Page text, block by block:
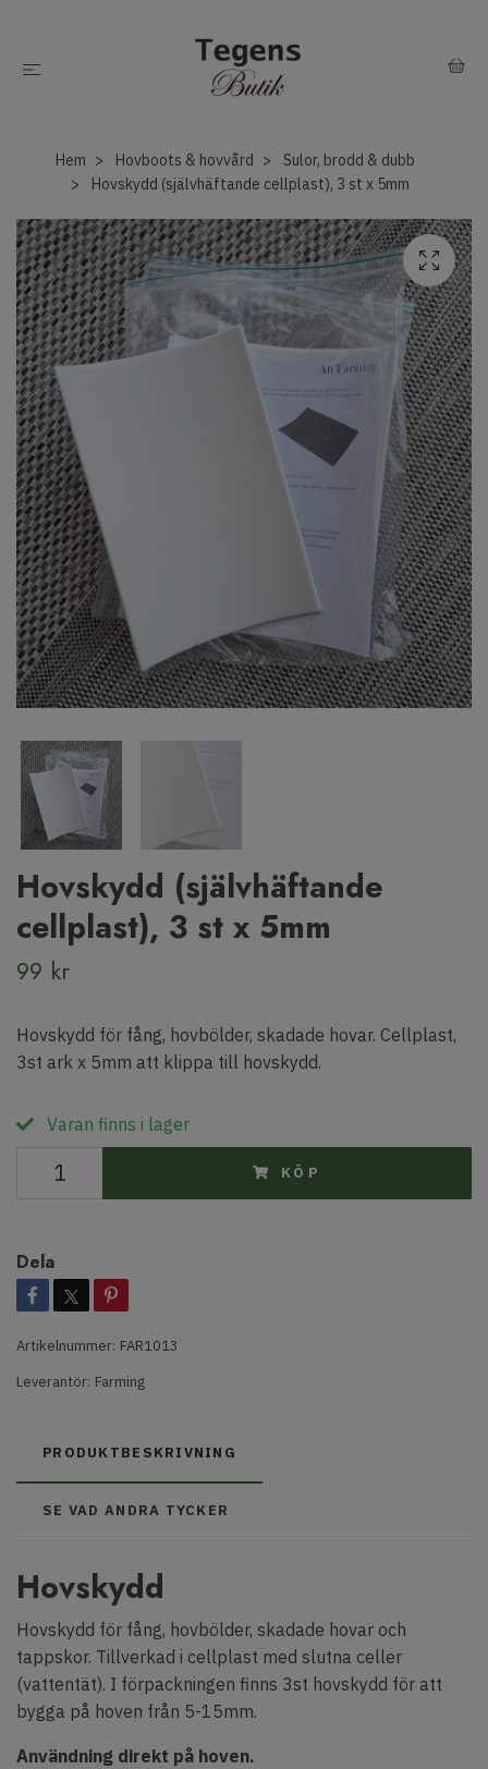
Hem Hovboots & hovvård
Sulor, brodd & dubb
Hovskydd (självhäftande cellplast), 3 st x 5mm
Hovskydd (självhäftande
cellplast), 3 st x 5mm
99 kr
Hovskydd för fång, hovbölder, skadade hovar. Cellplast,
3st ark x 5mm att klippa till hovskydd.
Varan finns i lager
KÖP
Dela
Artikelnummer: FAR1013
Leverantör: Farming
PRODUKTBESKRIVNING
SE VAD ANDRA TYCKER
Hovskydd
Hovskydd för fång, hovbölder, skadade hovar och
tappskor. Tillverkad i cellplast med slutna celler
(vattentät). I förpackningen finns 3st hovskydd för att
bygga på hoven från 5-15mm.
Användning direkt på hoven.